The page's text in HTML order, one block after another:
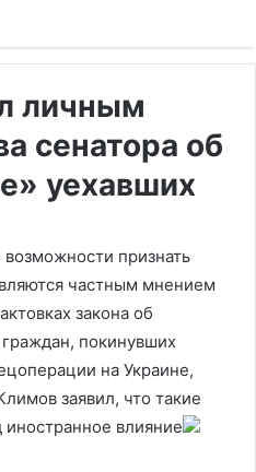
личным
сенатора об
уехавших
признать
частным мнением
закона об
покинувших
на Украине,
заявил, что такие
влияние